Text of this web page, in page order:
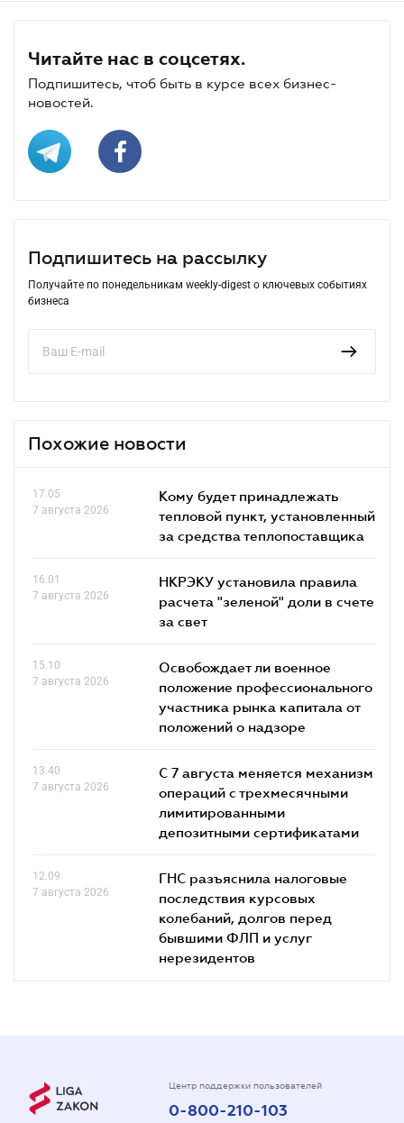
Читайте нас в соцсетях.
Подпишитесь, чтоб быть в курсе всех бизнес-
новостей.
Подпишитесь на рассылку
Получайте по понедельникам weekly-digest о ключевых событиях
бизнеса
Похожие новости
17.05
7 августа 2026
Кому будет принадлежать
тепловой пункт, установленный
за средства теплопоставщика
16.01
7 августа 2026
НКРЭКУ установила правила
расчета "зеленой" доли в счете
за свет
15.10
7 августа 2026
Освобождает ли военное
положение профессионального
участника рынка капитала от
положений о надзоре
13.40
7 августа 2026
С 7 августа меняется механизм
операций с трехмесячными
лимитированными
депозитными сертификатами
12.09
7 августа 2026
ГНС разъяснила налоговые
последствия курсовых
колебаний, долгов перед
бывшими ФЛП и услуг
нерезидентов
Центр поддержки пользователей
0-800-210-103